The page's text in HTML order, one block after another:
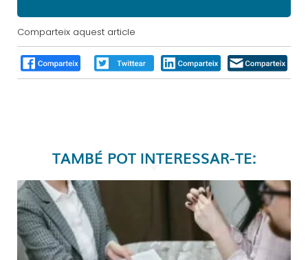
Comparteix aquest article
TAMBÉ POT INTERESSAR-TE: